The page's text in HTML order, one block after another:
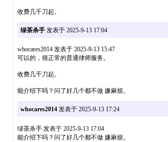
收费几千刀起。
绿茶杀手发表于 2025-9-13 17:04
whocares2014 发表于 2025-9-13 15:47
可以的，很正常的普通律师服务。
收费几千刀起。
能介绍下吗？问了好几个都不做 嫌麻烦。
whocares2014发表于 2025-9-13 17:24
绿茶杀手 发表于 2025-9-13 17:04
能介绍下吗？问了好几个都不做 嫌麻烦。